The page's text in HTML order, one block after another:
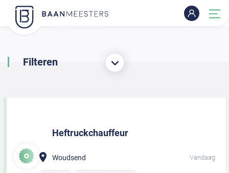
Filteren
Heftruckchauffeur
Woudsend Vandaag